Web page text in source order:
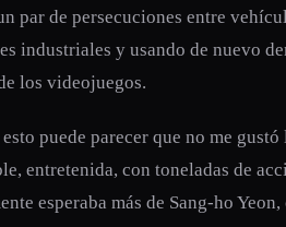
par de persecuciones entre
industriales y usando de nuevo
los videojuegos.
puede parecer que no me
entretenida, con toneladas de
esperaba más de Sang-ho